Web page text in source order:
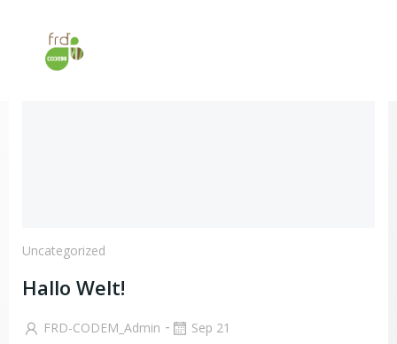
Uncategorized
Hallo Welt!
FRD-CODEM_Admin - Sep 21